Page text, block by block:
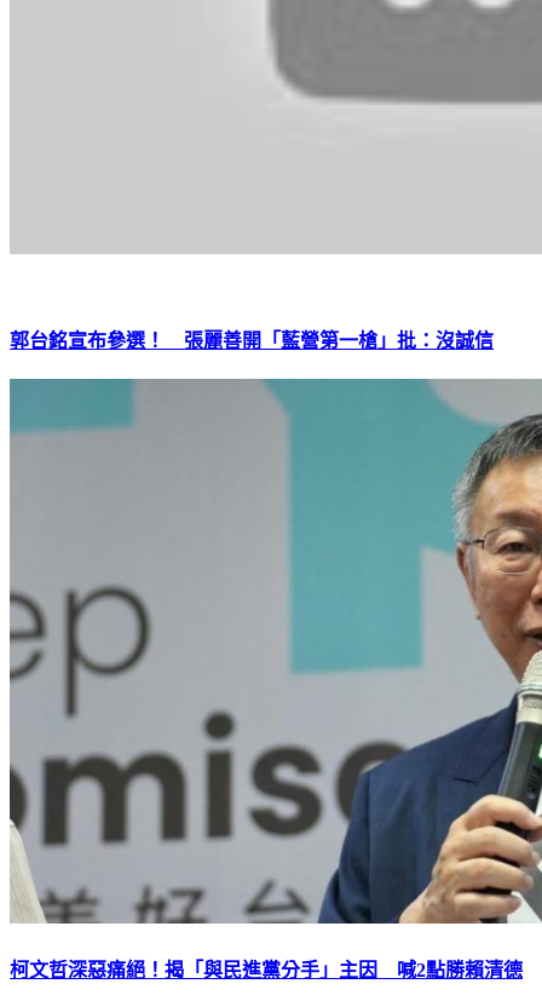
郭台銘宣布參選！ 張麗善開「藍營第一槍」批：沒誠信
柯文哲深惡痛絕！揭「與民進黨分手」主因 喊2點勝賴清德